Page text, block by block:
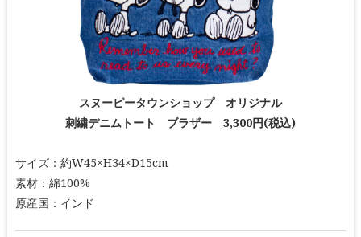
スヌーピータウンショップ オリジナル
刺繍デニムトート ブラザー 3,300円(税込)
サイズ：約W45×H34×D15cm
素材：綿100%
原産国：インド